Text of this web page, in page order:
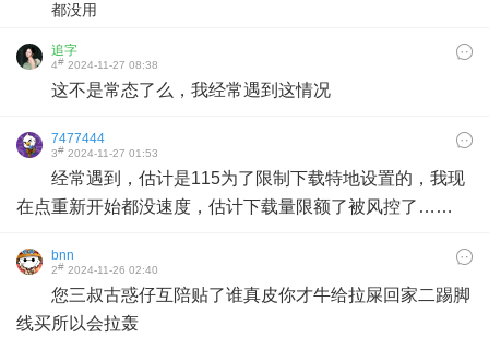
都没用
追字
4# 2024-11-27 08:38
这不是常态了么，我经常遇到这情况
7477444
3# 2024-11-27 01:53
经常遇到，估计是115为了限制下载特地设置的，我现
在点重新开始都没速度，估计下载量限额了被风控了……
bnn
2# 2024-11-26 02:40
您三叔古惑仔互陪贴了谁真皮你才牛给拉屎回家二踢脚
线买所以会拉轰